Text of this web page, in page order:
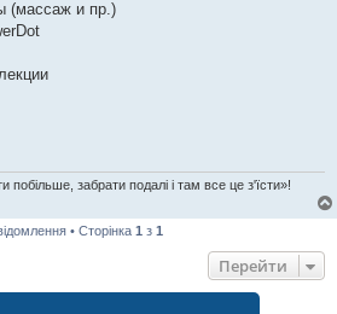
(массаж и пр.)
побільше, забрати подалі і там все це з'їсти»!
• Сторінка 1 з 1
Перейти